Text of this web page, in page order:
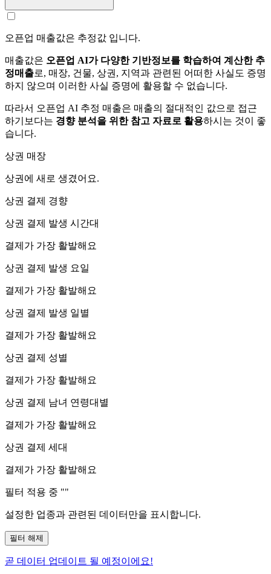
오픈업 매출값은 추정값 입니다.
매출값은 오픈업 AI가 다양한 기반정보를 학습하여 계산한 추
정매출로, 매장, 건물, 상권, 지역과 관련된 어떠한 사실도 증명
하지 않으며 이러한 사실 증명에 활용할 수 없습니다.
따라서 오픈업 AI 추정 매출은 매출의 절대적인 값으로 접근
하기보다는 경향 분석을 위한 참고 자료로 활용하시는 것이 좋
습니다.
상권 매장
상권에 새로 생겼어요.
상권 결제 경향
상권 결제 발생 시간대
결제가 가장 활발해요
상권 결제 발생 요일
결제가 가장 활발해요
상권 결제 발생 일별
결제가 가장 활발해요
상권 결제 성별
결제가 가장 활발해요
상권 결제 남녀 연령대별
결제가 가장 활발해요
상권 결제 세대
결제가 가장 활발해요
필터 적용 중 ""
설정한 업종과 관련된 데이터만을 표시합니다.
필터 해제
곧 데이터 업데이트 될 예정이에요!